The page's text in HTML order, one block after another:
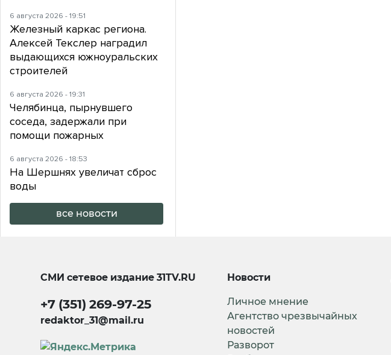
6 августа 2026 - 19:51
Железный каркас региона.
Алексей Текслер наградил
выдающихся южноуральских
строителей
6 августа 2026 - 19:31
Челябинца, пырнувшего
соседа, задержали при
помощи пожарных
6 августа 2026 - 18:53
На Шершнях увеличат сброс
воды
все новости
СМИ сетевое издание31TV.RU
+7 (351) 269-97-25
redaktor_31@mail.ru
Новости
Личное мнение
Агентство чрезвычайных
новостей
Разворот